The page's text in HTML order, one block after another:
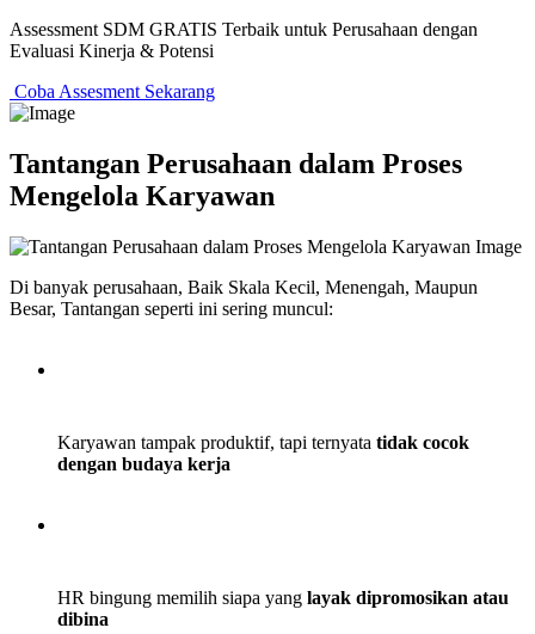
Assessment SDM GRATIS Terbaik untuk Perusahaan dengan
Evaluasi Kinerja & Potensi
Coba Assesment Sekarang
Tantangan Perusahaan dalam Proses
Mengelola Karyawan
Di banyak perusahaan, Baik Skala Kecil, Menengah, Maupun
Besar, Tantangan seperti ini sering muncul:
Karyawan tampak produktif, tapi ternyata tidak cocok
dengan budaya kerja
HR bingung memilih siapa yang layak dipromosikan atau
dibina